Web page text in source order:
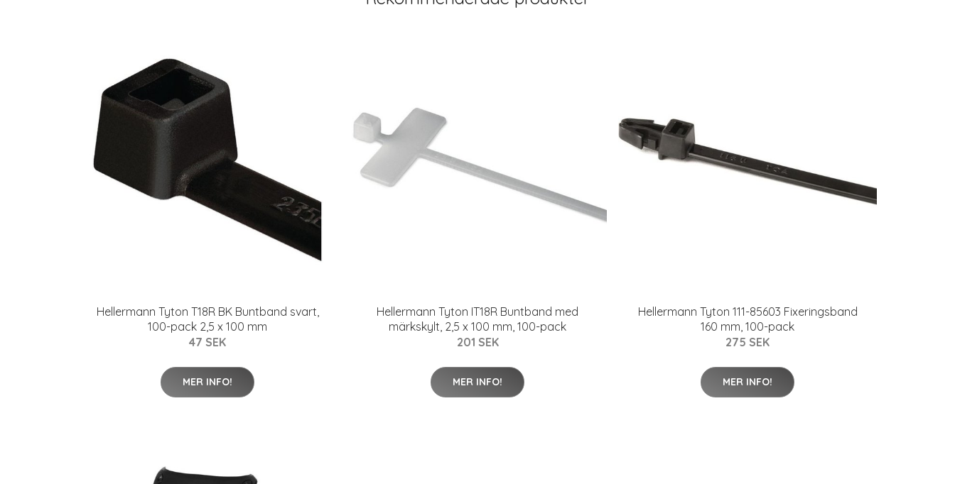
Hellermann Tyton T18R BK Buntband svart,
100-pack 2,5 x 100 mm
47 SEK
MER INFO!
Hellermann Tyton IT18R Buntband med
märkskylt, 2,5 x 100 mm, 100-pack
201 SEK
MER INFO!
Hellermann Tyton 111-85603 Fixeringsband
160 mm, 100-pack
275 SEK
MER INFO!